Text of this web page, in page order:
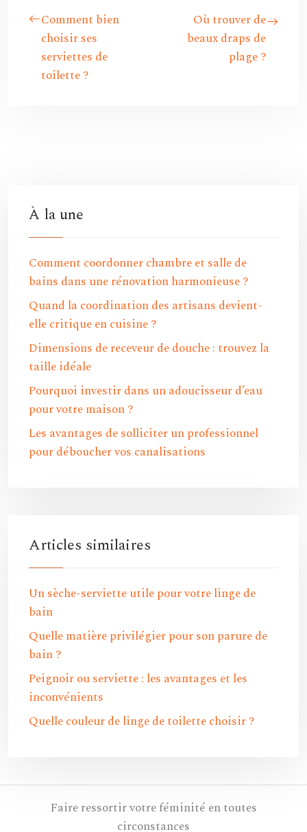
Comment bien
choisir ses
serviettes de
toilette ?
Où trouver de
beaux draps de
plage ?
À la une
Comment coordonner chambre et salle de
bains dans une rénovation harmonieuse ?
Quand la coordination des artisans devient-
elle critique en cuisine ?
Dimensions de receveur de douche : trouvez la
taille idéale
Pourquoi investir dans un adoucisseur d’eau
pour votre maison ?
Les avantages de solliciter un professionnel
pour déboucher vos canalisations
Articles similaires
Un sèche-serviette utile pour votre linge de
bain
Quelle matière privilégier pour son parure de
bain ?
Peignoir ou serviette : les avantages et les
inconvénients
Quelle couleur de linge de toilette choisir ?
Faire ressortir votre féminité en toutes
circonstances